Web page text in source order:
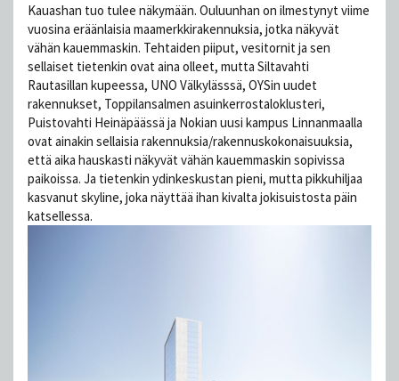
Kauashan tuo tulee näkymään. Ouluunhan on ilmestynyt viime
vuosina eräänlaisia maamerkkirakennuksia, jotka näkyvät
vähän kauemmaskin. Tehtaiden piiput, vesitornit ja sen
sellaiset tietenkin ovat aina olleet, mutta Siltavahti
Rautasillan kupeessa, UNO Välkylässsä, OYSin uudet
rakennukset, Toppilansalmen asuinkerrostaloklusteri,
Puistovahti Heinäpäässä ja Nokian uusi kampus Linnanmaalla
ovat ainakin sellaisia rakennuksia/rakennuskokonaisuuksia,
että aika hauskasti näkyvät vähän kauemmaskin sopivissa
paikoissa. Ja tietenkin ydinkeskustan pieni, mutta pikkuhiljaa
kasvanut skyline, joka näyttää ihan kivalta jokisuistosta päin
katsellessa.